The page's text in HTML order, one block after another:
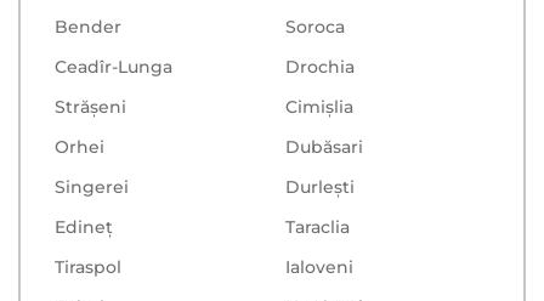
Bender
Soroca
Ceadîr-Lunga
Drochia
Strășeni
Cimișlia
Orhei
Dubăsari
Singerei
Durlești
Edineț
Taraclia
Tiraspol
Ialoveni